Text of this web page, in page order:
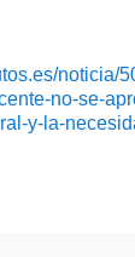
noticia/
no-se-
y-la-